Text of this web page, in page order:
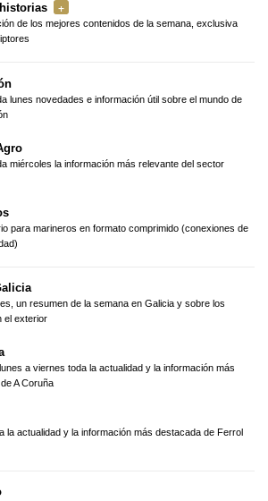
de los mejores contenidos de la semana, exclusiva
lunes novedades e información útil sobre el mundo de
miércoles la información más relevante del sector
para marineros en formato comprimido (conexiones de
un resumen de la semana en Galicia y sobre los
el exterior
a viernes toda la actualidad y la información más
A Coruña
la actualidad y la información más destacada de Ferrol